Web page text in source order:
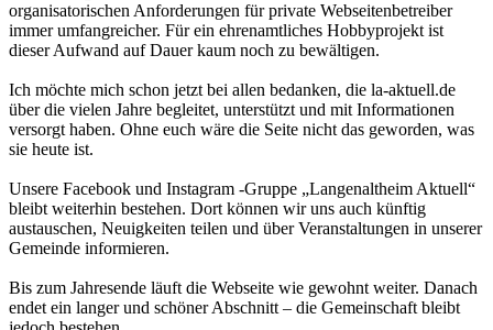
organisatorischen Anforderungen für private Webseitenbetreiber
immer umfangreicher. Für ein ehrenamtliches Hobbyprojekt ist
dieser Aufwand auf Dauer kaum noch zu bewältigen.
Ich möchte mich schon jetzt bei allen bedanken, die la-aktuell.de
über die vielen Jahre begleitet, unterstützt und mit Informationen
versorgt haben. Ohne euch wäre die Seite nicht das geworden, was
sie heute ist.
Unsere Facebook und Instagram -Gruppe „Langenaltheim Aktuell“
bleibt weiterhin bestehen. Dort können wir uns auch künftig
austauschen, Neuigkeiten teilen und über Veranstaltungen in unserer
Gemeinde informieren.
Bis zum Jahresende läuft die Webseite wie gewohnt weiter. Danach
endet ein langer und schöner Abschnitt – die Gemeinschaft bleibt